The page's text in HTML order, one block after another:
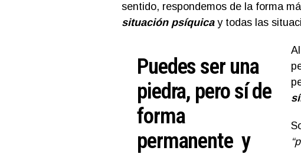
sentido, respondemos de la forma
situación psíquicay todas las
Puedes ser una
piedra, pero sí de
forma
permanente y